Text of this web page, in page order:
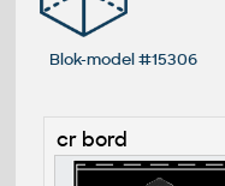
Blok-model #15306
cr bord